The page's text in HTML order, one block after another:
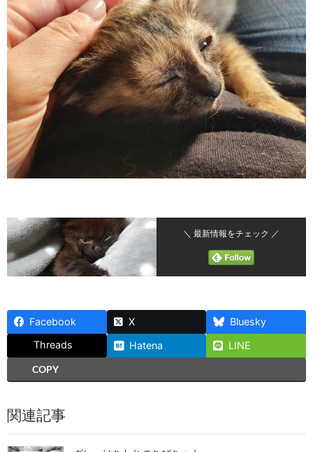
＼ 最新情報をチェック ／
Facebook X
Bluesky
Threads
Hatena
LINE
COPY
関連記事